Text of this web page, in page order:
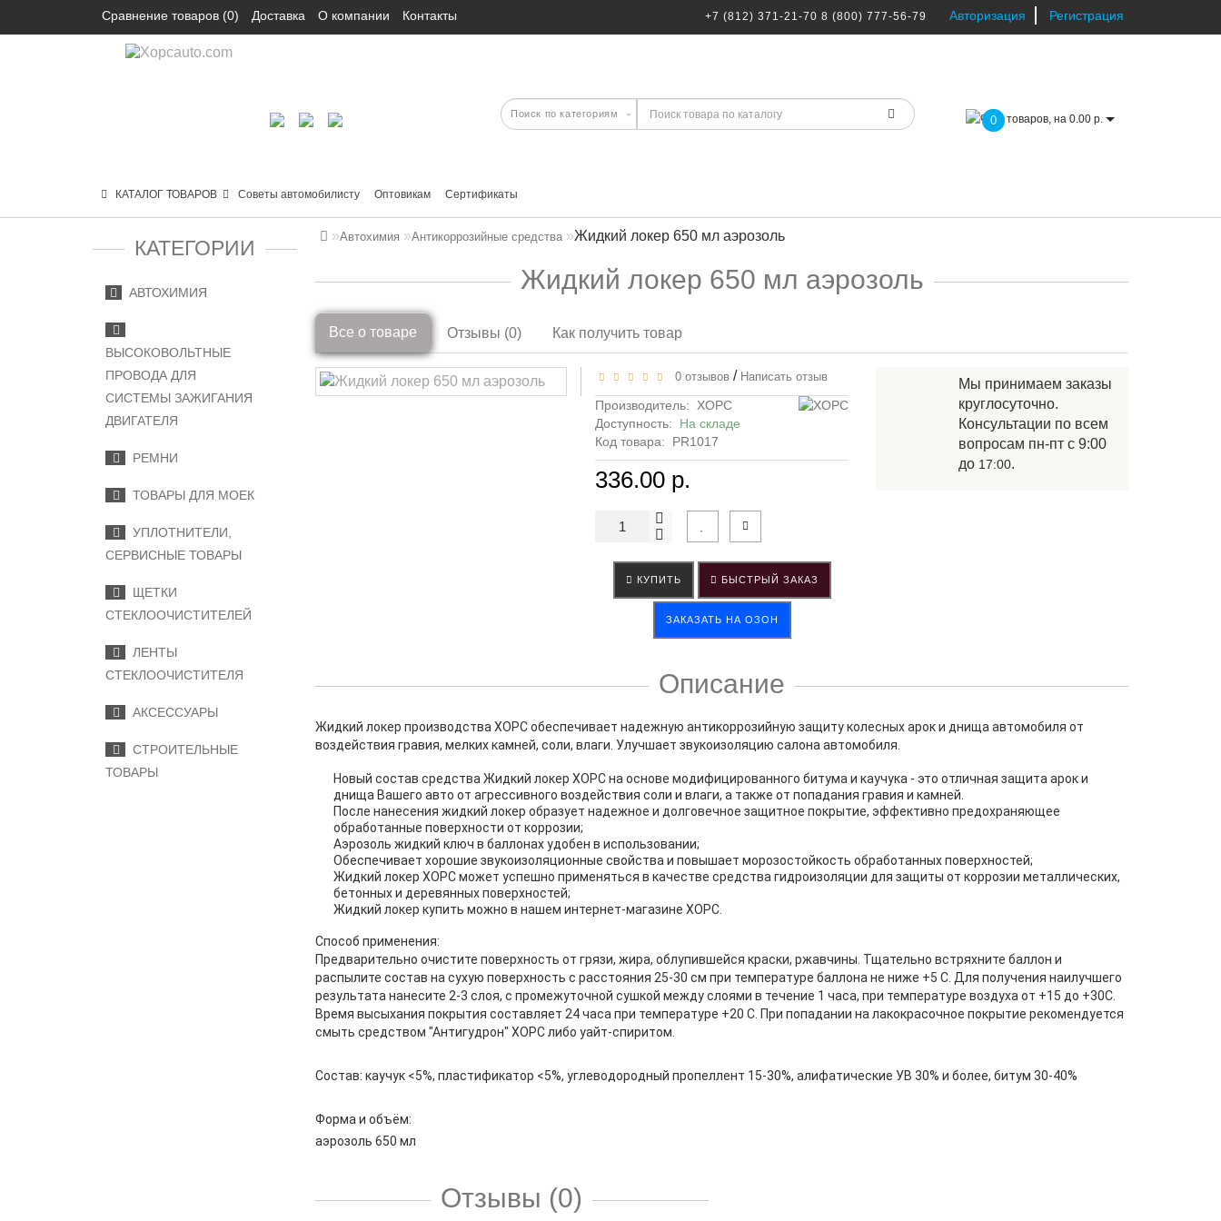
Сравнение товаров (0) Доставка О компании Контакты Авторизация Регистрация
+7 (812) 371-21-70 8 (800) 777-56-79
0 товаров, на 0.00 р.
КАТАЛОГ ТОВАРОВ Советы автомобилисту Оптовикам Сертификаты
КАТЕГОРИИ
АВТОХИМИЯ
ВЫСОКОВОЛЬТНЫЕ
ПРОВОДА ДЛЯ
СИСТЕМЫ ЗАЖИГАНИЯ
ДВИГАТЕЛЯ
РЕМНИ
ТОВАРЫ ДЛЯ МОЕК
УПЛОТНИТЕЛИ,
СЕРВИСНЫЕ ТОВАРЫ
ЩЕТКИ
СТЕКЛООЧИСТИТЕЛЕЙ
ЛЕНТЫ
СТЕКЛООЧИСТИТЕЛЯ
АКСЕССУАРЫ
СТРОИТЕЛЬНЫЕ
ТОВАРЫ
Автохимия Антикоррозийные средства Жидкий локер 650 мл аэрозоль
Жидкий локер 650 мл аэрозоль
Все о товаре Отзывы (0) Как получить товар
0 отзывов / Написать отзыв
Производитель:
ХОРС
Доступность: На складе
Код товара:
PR1017
336.00 р.
КУПИТЬ БЫСТРЫЙ ЗАКАЗ
ЗАКАЗАТЬ НА ОЗОН
Мы принимаем заказы
круглосуточно.
Консультации по всем
вопросам пн-пт с 9:00
до 17:00.
Описание
Жидкий локер производства ХОРС обеспечивает надежную антикоррозийную защиту колесных арок и днища автомобиля от
воздействия гравия, мелких камней, соли, влаги. Улучшает звукоизоляцию салона автомобиля.
Новый состав средства Жидкий локер ХОРСна основе модифицированного битума и каучука - это отличная защита арок и
днища Вашего авто от агрессивного воздействия соли и влаги, а также от попадания гравия и камней.
После нанесения жидкий локер образует надежное и долговечное защитное покрытие, эффективно предохраняющее
обработанные поверхности от коррозии;
Аэрозоль жидкий ключ в баллонах удобен в использовании;
Обеспечивает хорошие звукоизоляционные свойства и повышает морозостойкость обработанных поверхностей;
Жидкий локер ХОРС может успешно применяться в качестве средства гидроизоляции для защиты от коррозии металлических,
бетонных и деревянных поверхностей;
Жидкий локер купить можно в нашем интернет-магазине ХОРС.
Способ применения:
Предварительно очистите поверхность от грязи, жира, облупившейся краски, ржавчины. Тщательно встряхните баллон и
распылите состав на сухую поверхность с расстояния 25-30 см при температуре баллона не ниже +5 С. Для получения наилучшего
результата нанесите 2-3 слоя, с промежуточной сушкой между слоями в течение 1 часа, при температуре воздуха от +15 до +30С.
Время высыхания покрытия составляет 24 часа при температуре +20 С. При попадании на лакокрасочное покрытие рекомендуется
смыть средством "Антигудрон" ХОРС либо уайт-спиритом.
Состав: каучук <5%, пластификатор <5%, углеводородный пропеллент 15-30%, алифатические УВ 30% и более, битум 30-40%
Форма и объём:
аэрозоль 650 мл
Отзывы (0)